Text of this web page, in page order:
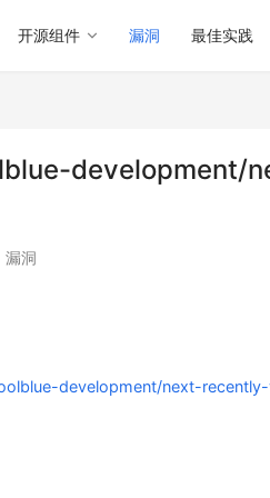
开源组件 漏洞 最佳实践
development/
漏洞
development/next-